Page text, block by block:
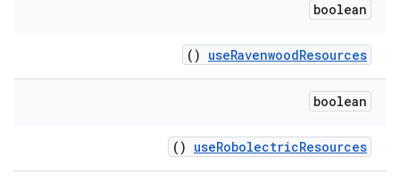
boolean
useRavenwoodResources
()
boolean
useRobolectricResources
()